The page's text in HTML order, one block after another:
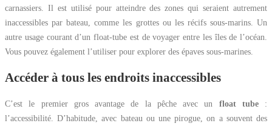
carnassiers. Il est utilisé pour atteindre des zones qui seraient autrement
inaccessibles par bateau, comme les grottes ou les récifs sous-marins. Un
autre usage courant d’un float-tube est de voyager entre les îles de l’océan.
Vous pouvez également l’utiliser pour explorer des épaves sous-marines.
Accéder à tous les endroits inaccessibles
C’est le premier gros avantage de la pêche avec un float tube:
l’accessibilité. D’habitude, avec bateau ou une pirogue, on a souvent des